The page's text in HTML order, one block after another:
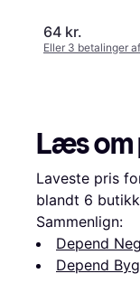
64 kr.
Eller 3 betalinger
Læs
Laveste pris
blandt 6
Sammenlign:
Depend
Depend